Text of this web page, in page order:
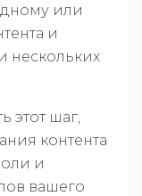
или
и
нескольких
этот шаг,
контента
и
вашего